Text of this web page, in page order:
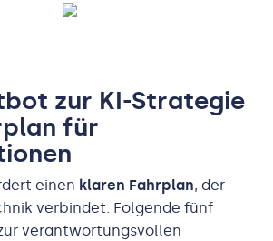
zur KI-Strategie
für
einen klaren Fahrplan, der
verbindet. Folgende fünf
verantwortungsvollen